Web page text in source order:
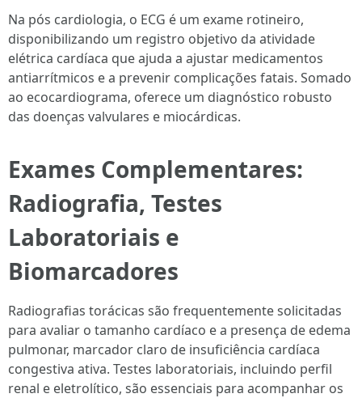
Na pós cardiologia, o ECG é um exame rotineiro,
disponibilizando um registro objetivo da atividade
elétrica cardíaca que ajuda a ajustar medicamentos
antiarrítmicos e a prevenir complicações fatais. Somado
ao ecocardiograma, oferece um diagnóstico robusto
das doenças valvulares e miocárdicas.
Exames Complementares:
Radiografia, Testes
Laboratoriais e
Biomarcadores
Radiografias torácicas são frequentemente solicitadas
para avaliar o tamanho cardíaco e a presença de edema
pulmonar, marcador claro de insuficiência cardíaca
congestiva ativa. Testes laboratoriais, incluindo perfil
renal e eletrolítico, são essenciais para acompanhar os